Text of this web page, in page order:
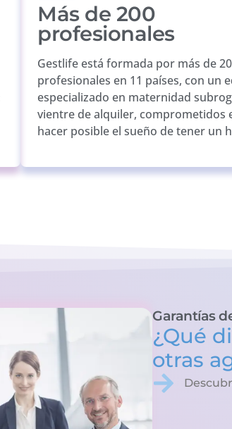
Más de 200
profesionales
Gestlife está formada por más de
profesionales en 11 países, con un
especializado en maternidad
vientre de alquiler, comprometidos
hacer posible el sueño de tener un
Garantías
¿Qué
otras